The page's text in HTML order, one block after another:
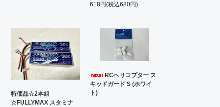
618円(税込680円)
特価品☆2本組
☆FULLYMAX スタミナ
RCヘリコプター ス
キッドガード S (ホワイ
ト)